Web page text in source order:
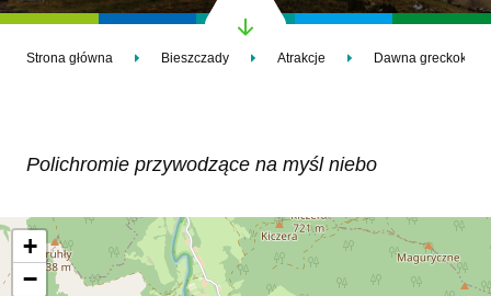
Strona główna Bieszczady Atrakcje
Polichromie przywodzące na myśl niebo
+
−